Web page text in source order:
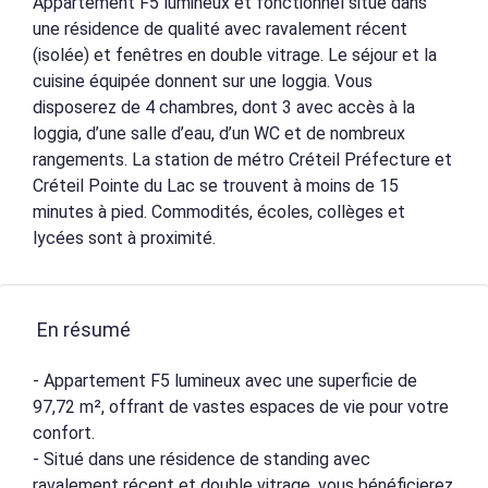
une résidence de qualité avec ravalement récent
(isolée) et fenêtres en double vitrage. Le séjour et la
cuisine équipée donnent sur une loggia. Vous
disposerez de 4 chambres, dont 3 avec accès à la
loggia, d’une salle d’eau, d’un WC et de nombreux
rangements. La station de métro Créteil Préfecture et
Créteil Pointe du Lac se trouvent à moins de 15
minutes à pied. Commodités, écoles, collèges et
lycées sont à proximité.
En résumé
- Appartement F5 lumineux avec une superficie de
97,72 m², offrant de vastes espaces de vie pour votre
confort.
- Situé dans une résidence de standing avec